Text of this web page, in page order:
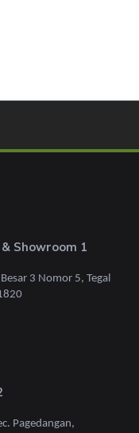
Showroom 1
3 Nomor 5, Tegal
Pagedangan,